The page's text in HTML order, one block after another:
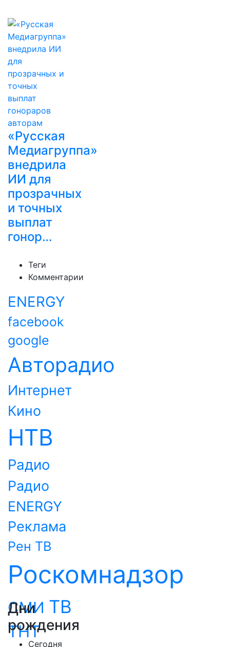
«Русская
Медиагруппа»
внедрила
ИИ для
прозрачных
и точных
выплат
гонор…
Теги
Комментарии
ENERGY
facebook
google
Авторадио
Интернет
Кино
НТВ
Радио
Радио
ENERGY
Реклама
Рен ТВ
Роскомнадзор
СМИ ТВ
ТНТ
Дни
рождения
Сегодня